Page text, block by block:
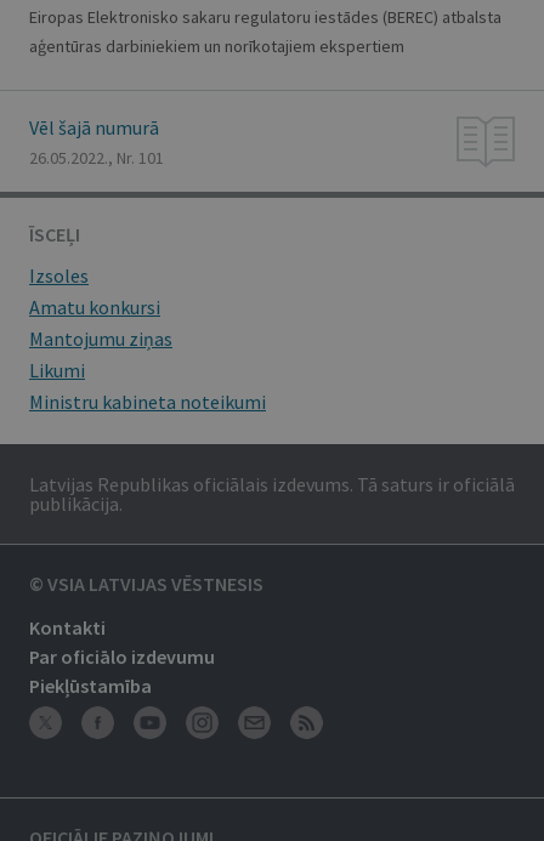
Eiropas Elektronisko sakaru regulatoru iestādes (BEREC) atbalsta
aģentūras darbiniekiem un norīkotajiem ekspertiem
Vēl šajā numurā
26.05.2022., Nr. 101
ĪSCEĻI
Izsoles
Amatu konkursi
Mantojumu ziņas
Likumi
Ministru kabineta noteikumi
Latvijas Republikas oficiālais izdevums. Tā saturs ir oficiālā
publikācija.
© VSIA LATVIJAS VĒSTNESIS
Kontakti
Par oficiālo izdevumu
Piekļūstamība